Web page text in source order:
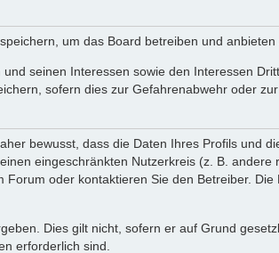
um das Board betreiben und anbieten
seinen Interessen sowie den Interessen
sofern dies zur Gefahrenabwehr oder
bewusst, dass die Daten Ihres Profils und
eingeschränkten Nutzerkreis (z. B. andere
oder kontaktieren Sie den Betreiber.
Dies gilt nicht, sofern er auf Grund
erforderlich sind.